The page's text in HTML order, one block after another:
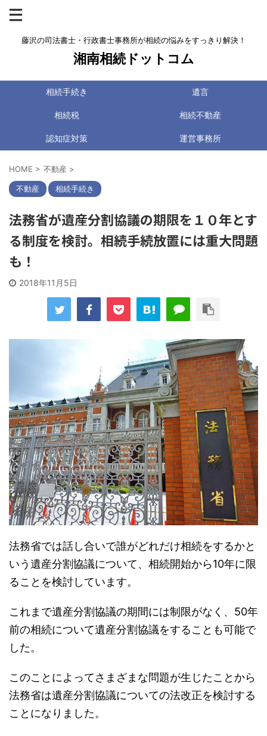
藤沢の司法書士・行政書士事務所が相続の悩みをすっきり解決！
湘南相続ドットコム
相続手続き 遺言
相続税 相続不動産
認知症対策 運営事務所
HOME > 不動産 >
不動産 相続手続き
法務省が遺産分割協議の期限を１０年とす
る制度を検討。相続手続放置には重大問題
も！
2018年11月5日
法務省では話し合いで誰がどれだけ相続をするかと
いう遺産分割協議について、相続開始から10年に限
ることを検討しています。
これまで遺産分割協議の期間には制限がなく、50年
前の相続について遺産分割協議をすることも可能で
した。
このことによってさまざまな問題が生じたことから
法務省は遺産分割協議についての法改正を検討する
ことになりました。